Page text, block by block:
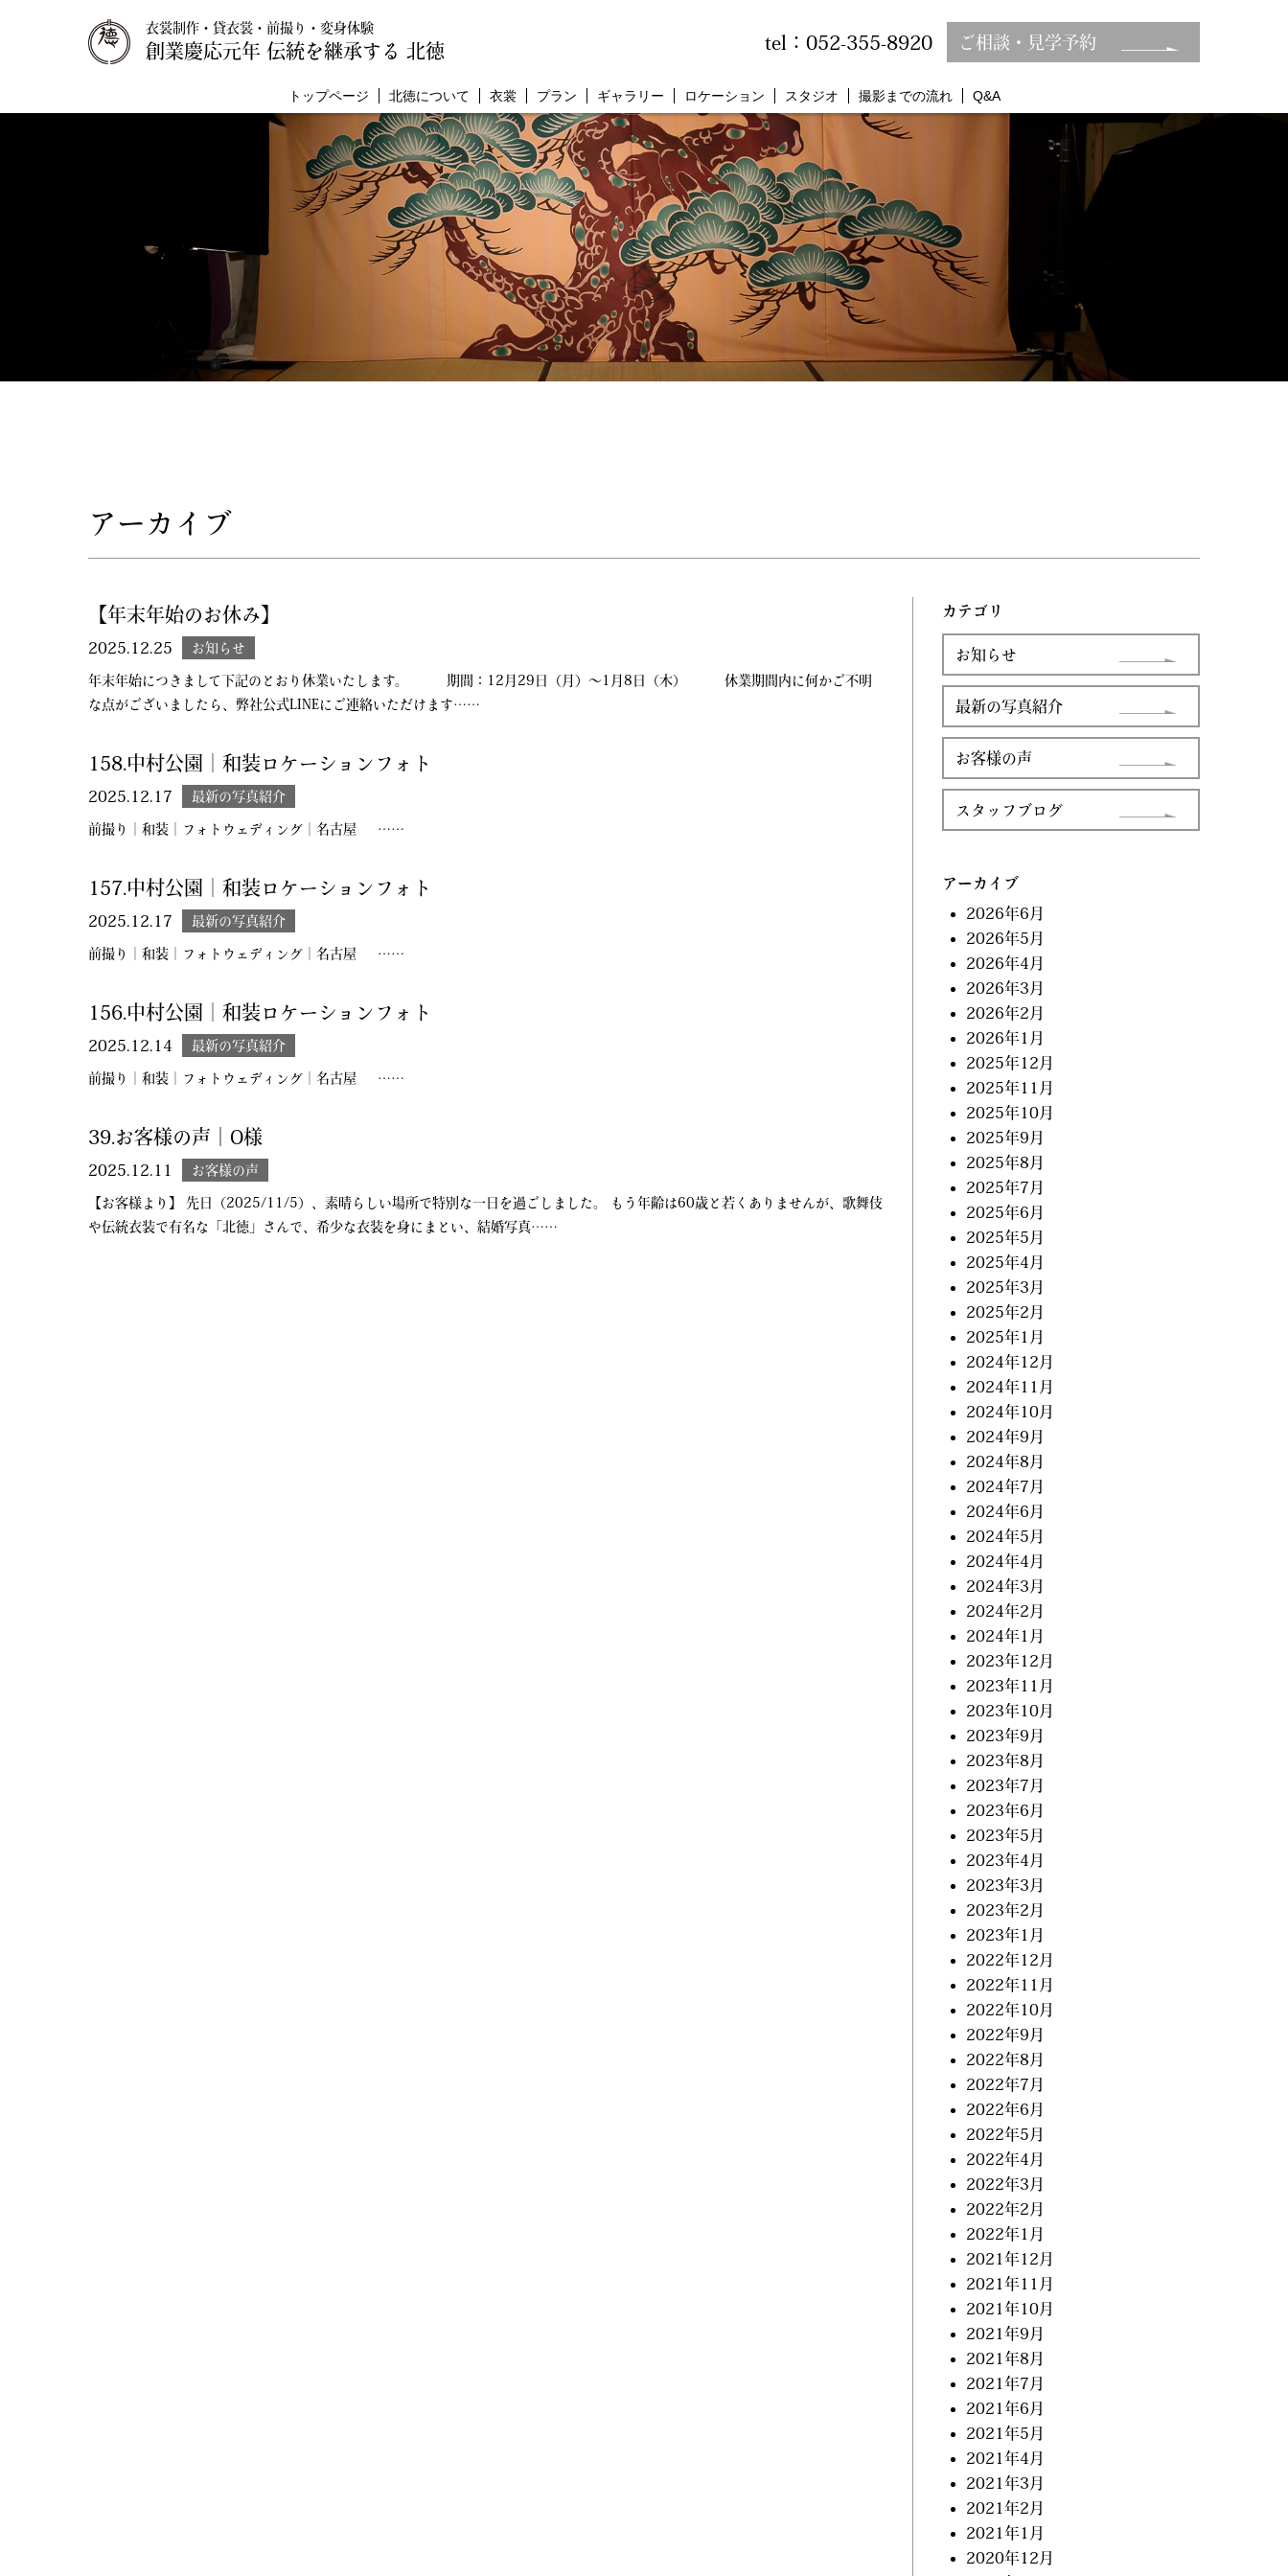
衣裳制作・貸衣裳・前撮り・変身体験
創業慶応元年 伝統を継承する 北徳 tel：052-355-8920 ご相談・見学予約
トップページ 北徳について 衣裳 プラン ギャラリー ロケーション スタジオ 撮影までの流れ Q&A
アーカイブ
【年末年始のお休み】
2025.12.25 お知らせ
年末年始につきまして下記のとおり休業いたします。 期間：12月29日（月）～1月8日（木） 休業期間内に何かご不明
な点がございましたら、弊社公式LINEにご連絡いただけます……
158.中村公園｜和装ロケーションフォト
2025.12.17 最新の写真紹介
前撮り｜和装｜フォトウェディング｜名古屋 ……
157.中村公園｜和装ロケーションフォト
2025.12.17 最新の写真紹介
前撮り｜和装｜フォトウェディング｜名古屋 ……
156.中村公園｜和装ロケーションフォト
2025.12.14 最新の写真紹介
前撮り｜和装｜フォトウェディング｜名古屋 ……
39.お客様の声│O様
2025.12.11 お客様の声
【お客様より】 先日（2025/11/5）、素晴らしい場所で特別な一日を過ごしました。 もう年齢は60歳と若くありませんが、歌舞伎
や伝統衣装で有名な「北徳」さんで、希少な衣装を身にまとい、結婚写真……
カテゴリ
お知らせ
最新の写真紹介
お客様の声
スタッフブログ
アーカイブ
2026年6月
2026年5月
2026年4月
2026年3月
2026年2月
2026年1月
2025年12月
2025年11月
2025年10月
2025年9月
2025年8月
2025年7月
2025年6月
2025年5月
2025年4月
2025年3月
2025年2月
2025年1月
2024年12月
2024年11月
2024年10月
2024年9月
2024年8月
2024年7月
2024年6月
2024年5月
2024年4月
2024年3月
2024年2月
2024年1月
2023年12月
2023年11月
2023年10月
2023年9月
2023年8月
2023年7月
2023年6月
2023年5月
2023年4月
2023年3月
2023年2月
2023年1月
2022年12月
2022年11月
2022年10月
2022年9月
2022年8月
2022年7月
2022年6月
2022年5月
2022年4月
2022年3月
2022年2月
2022年1月
2021年12月
2021年11月
2021年10月
2021年9月
2021年8月
2021年7月
2021年6月
2021年5月
2021年4月
2021年3月
2021年2月
2021年1月
2020年12月